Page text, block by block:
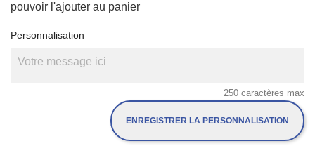
pouvoir l'ajouter au panier
Personnalisation
250 caractères max
ENREGISTRER LA PERSONNALISATION